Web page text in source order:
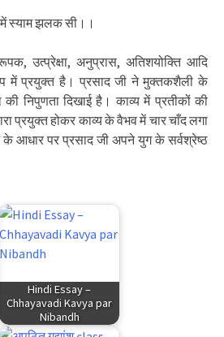
स्याम झलक सी।।
उत्प्रेक्षा, अनुप्रास, अतिशयोक्ति आदि
में प्रयुक्त है। प्रसाद जी ने मुक्तकशैली के
निपुणता दिखाई है। काव्य में प्रतीकों की
प्रयुक्त होकर काव्य के वैभव में चार चाँद लगा
आधार पर प्रसाद जी अपने युग के सर्वश्रेष्ठ
Hindi Essay –
Chhayavadi Kavya par
Nibandh